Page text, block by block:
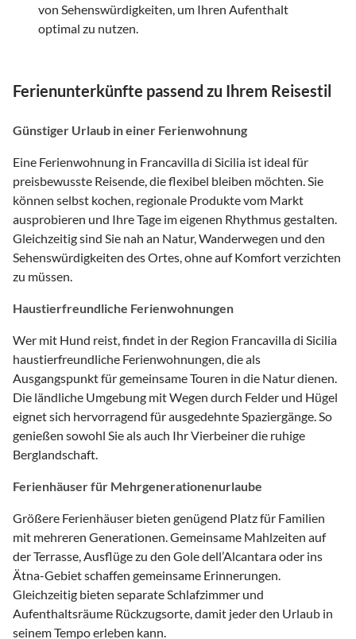
von Sehenswürdigkeiten, um Ihren Aufenthalt
optimal zu nutzen.
Ferienunterkünfte passend zu Ihrem Reisestil
Günstiger Urlaub in einer Ferienwohnung
Eine Ferienwohnung in Francavilla di Sicilia ist ideal für
preisbewusste Reisende, die flexibel bleiben möchten. Sie
können selbst kochen, regionale Produkte vom Markt
ausprobieren und Ihre Tage im eigenen Rhythmus gestalten.
Gleichzeitig sind Sie nah an Natur, Wanderwegen und den
Sehenswürdigkeiten des Ortes, ohne auf Komfort verzichten
zu müssen.
Haustierfreundliche Ferienwohnungen
Wer mit Hund reist, findet in der Region Francavilla di Sicilia
haustierfreundliche Ferienwohnungen, die als
Ausgangspunkt für gemeinsame Touren in die Natur dienen.
Die ländliche Umgebung mit Wegen durch Felder und Hügel
eignet sich hervorragend für ausgedehnte Spaziergänge. So
genießen sowohl Sie als auch Ihr Vierbeiner die ruhige
Berglandschaft.
Ferienhäuser für Mehrgenerationenurlaube
Größere Ferienhäuser bieten genügend Platz für Familien
mit mehreren Generationen. Gemeinsame Mahlzeiten auf
der Terrasse, Ausflüge zu den Gole dell’Alcantara oder ins
Ätna-Gebiet schaffen gemeinsame Erinnerungen.
Gleichzeitig bieten separate Schlafzimmer und
Aufenthaltsräume Rückzugsorte, damit jeder den Urlaub in
seinem Tempo erleben kann.